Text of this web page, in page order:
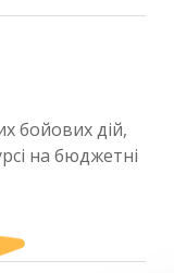
бойових дій,
на бюджетні